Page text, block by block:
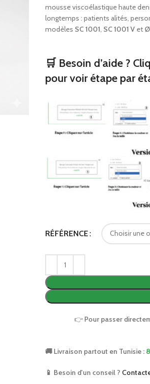
Bondages tricotés
Sangles d’épaule
Bas médicaux
Corsets de cou
Consommables
secours
Aider à la marche
Fauteuils roulants
Consommables de
secours
Fauteuils roulants
mousse viscoélastique haute
longtemps : patients alités,
modèles SC 1001, SC 1001 V et
🛒 Besoin d’aide ?
pour voir étape par
RÉFÉRENCE
👉 Pour passer
🚚 Livraison partout en Tunisie :
📱 Besoin d'un conseil ?